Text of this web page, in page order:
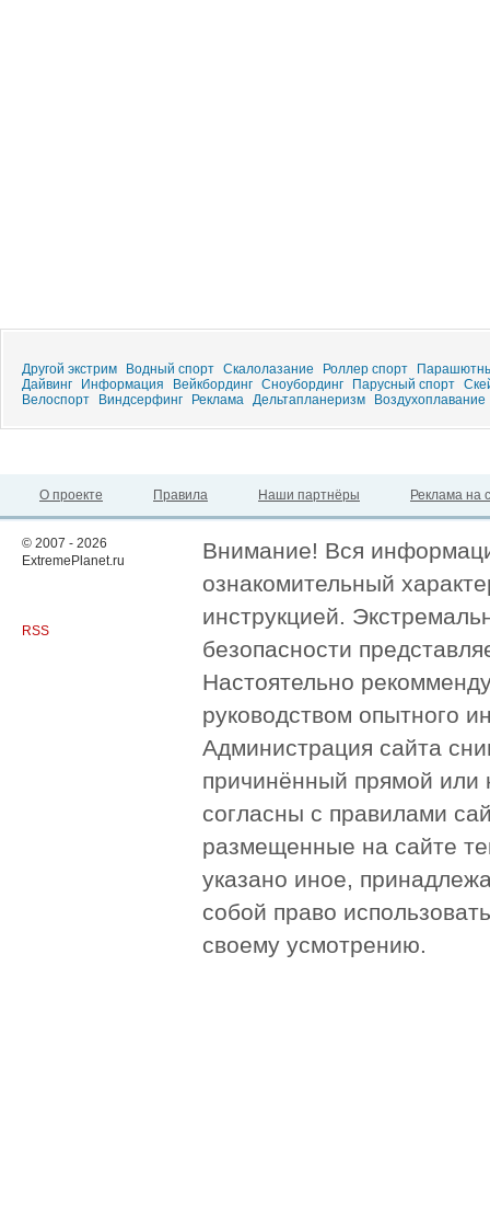
Другой экстрим Водный спорт Скалолазание Роллер спорт
Дайвинг
Информация Вейкбординг Сноубординг Парусный спорт
Велоспорт
Виндсерфинг Реклама Дельтапланеризм Воздухоплавание
О проекте Правила Наши партнёры Реклама на
© 2007 - 2026
ExtremePlanet.ru
RSS
Внимание! Вся
ознакомительный
инструкцией.
безопасности
Настоятельно
руководством опытного
Администрация сайта
причинённый прямой или
согласны с правилами
размещенные на сайте
указано иное,
собой право
своему усмотрению.